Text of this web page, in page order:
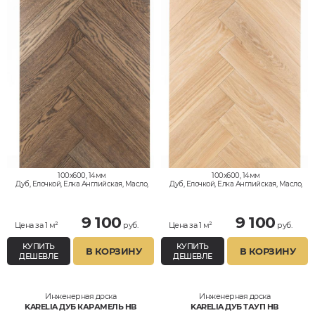
100x600, 14мм
Дуб, Елочкой, Елка Английская, Масло,
Цена за 1 м² 9 100 руб.
КУПИТЬ
ДЕШЕВЛЕ
В КОРЗИНУ
100x600, 14мм
Дуб, Елочкой, Елка Английская, Масло,
Цена за 1 м² 9 100 руб.
КУПИТЬ
ДЕШЕВЛЕ
В КОРЗИНУ
Инженерная доска
KARELIA ДУБ КАРАМЕЛЬ HB
Инженерная доска
KARELIA ДУБ ТАУП HB